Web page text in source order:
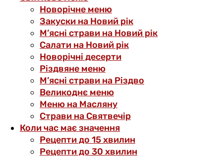
Новорічне меню
Закуски на Новий рік
М’ясні страви на Новий рік
Салати на Новий рік
Новорічні десерти
Різдвяне меню
М’ясні страви на Різдво
Великоднє меню
Меню на Масляну
Страви на Святвечір
Коли час має значення
Рецепти до 15 хвилин
Рецепти до 30 хвилин